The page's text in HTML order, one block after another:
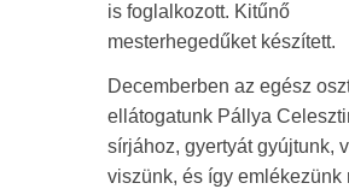
is foglalkozott. Kitűnő
mesterhegedűket készített.
Decemberben az egész
ellátogatunk Pállya
sírjához, gyertyát gyújtunk,
viszünk, és így emlékezünk